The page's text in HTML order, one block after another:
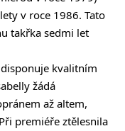
v roce 1986. Tato
takřka sedmi let
kvalitním
žádá
až altem,
premiéře ztělesnila